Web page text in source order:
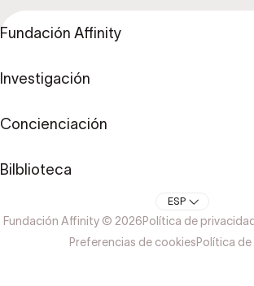
Fundación Affinity
Investigación
Concienciación
Bilblioteca
ESP
Fundación Affinity © 2026Política de privacidad
Preferencias de cookiesPolítica